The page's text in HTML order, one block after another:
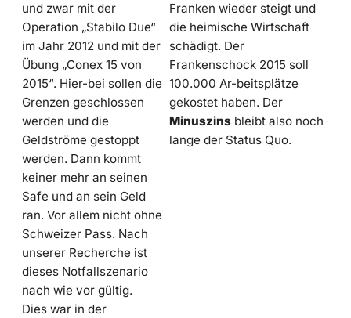
und zwar mit der
Operation „Stabilo Due“
im Jahr 2012 und mit der
Übung „Conex 15 von
2015“. Hier-bei sollen die
Grenzen geschlossen
werden und die
Geldströme gestoppt
werden. Dann kommt
keiner mehr an seinen
Safe und an sein Geld
ran. Vor allem nicht ohne
Schweizer Pass. Nach
unserer Recherche ist
dieses Notfallszenario
nach wie vor gültig.
Dies war in der
Franken wieder steigt und
die heimische Wirtschaft
schädigt. Der
Frankenschock 2015 soll
100.000 Ar-beitsplätze
gekostet haben. Der
Minuszins bleibt also noch
lange der Status Quo.